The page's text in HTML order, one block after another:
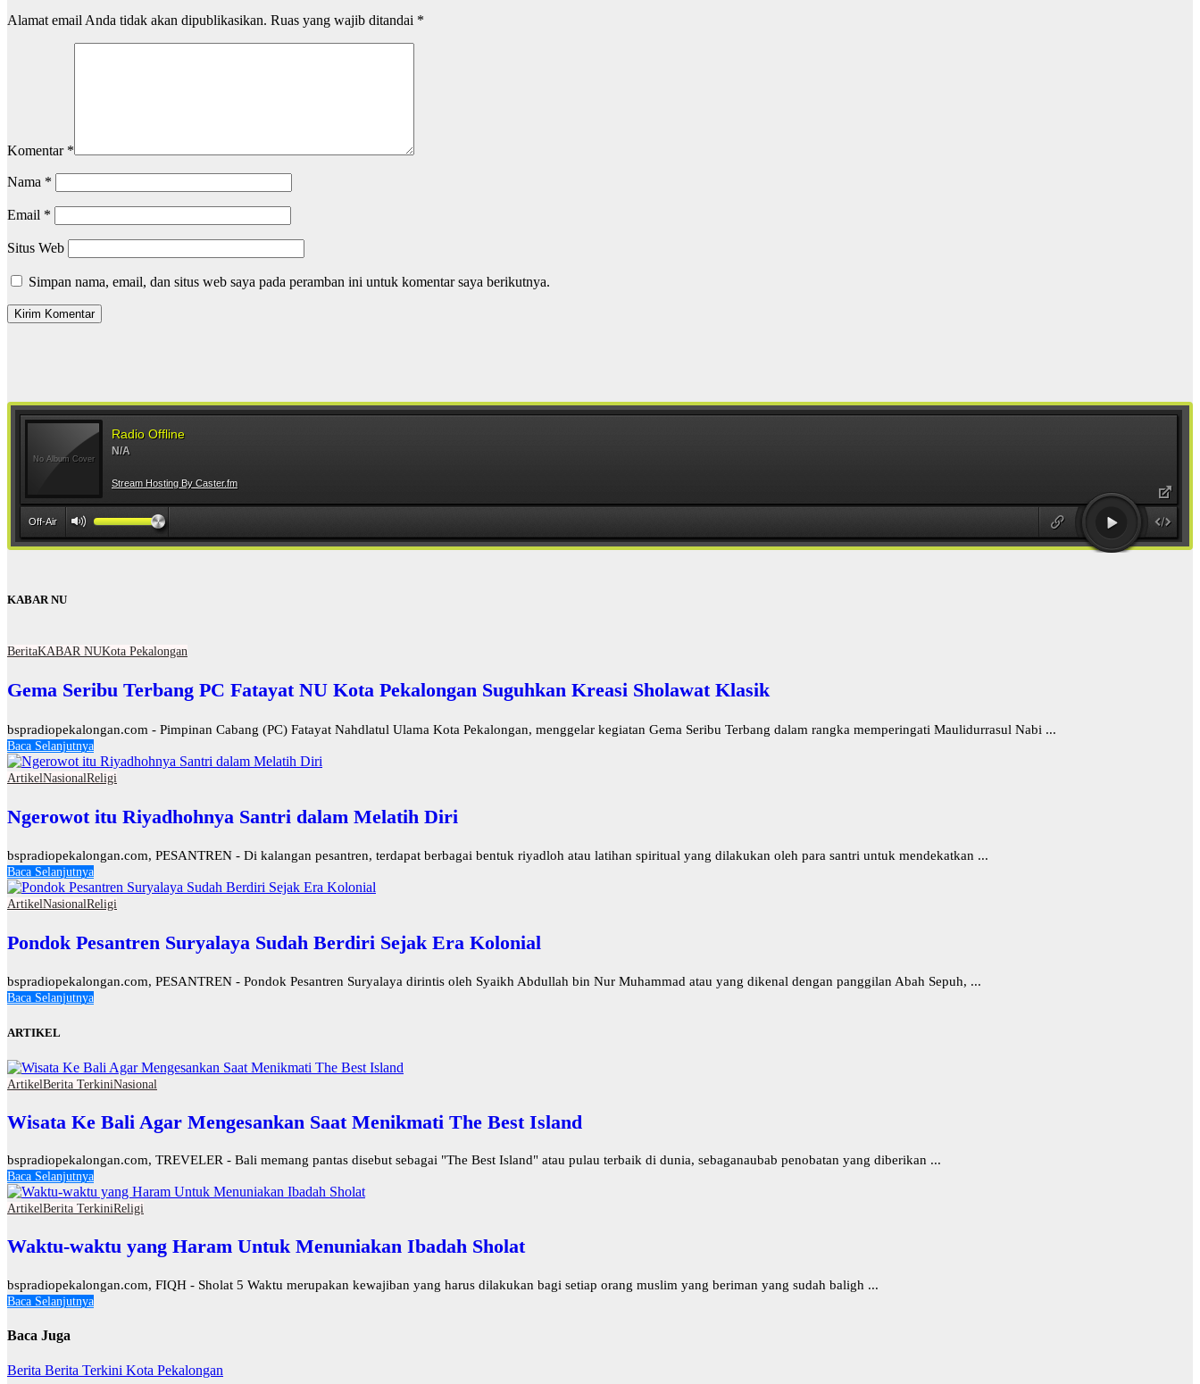
Alamat email Anda tidak akan dipublikasikan. Ruas yang wajib ditandai *
Komentar *
Nama *
Email *
Situs Web
Simpan nama, email, dan situs web saya pada peramban ini untuk komentar saya berikutnya.
KABAR NU
BeritaKABAR NUKota Pekalongan
Gema Seribu Terbang PC Fatayat NU Kota Pekalongan Suguhkan Kreasi Sholawat Klasik
bspradiopekalongan.com - Pimpinan Cabang (PC) Fatayat Nahdlatul Ulama Kota Pekalongan, menggelar kegiatan Gema Seribu Terbang dalam rangka memperingati Maulidurrasul Nabi ...
Baca Selanjutnya
ArtikelNasionalReligi
Ngerowot itu Riyadhohnya Santri dalam Melatih Diri
bspradiopekalongan.com, PESANTREN - Di kalangan pesantren, terdapat berbagai bentuk riyadloh atau latihan spiritual yang dilakukan oleh para santri untuk mendekatkan ...
Baca Selanjutnya
ArtikelNasionalReligi
Pondok Pesantren Suryalaya Sudah Berdiri Sejak Era Kolonial
bspradiopekalongan.com, PESANTREN - Pondok Pesantren Suryalaya dirintis oleh Syaikh Abdullah bin Nur Muhammad atau yang dikenal dengan panggilan Abah Sepuh, ...
Baca Selanjutnya
ARTIKEL
ArtikelBerita TerkiniNasional
Wisata Ke Bali Agar Mengesankan Saat Menikmati The Best Island
bspradiopekalongan.com, TREVELER - Bali memang pantas disebut sebagai "The Best Island" atau pulau terbaik di dunia, sebaganaubab penobatan yang diberikan ...
Baca Selanjutnya
ArtikelBerita TerkiniReligi
Waktu-waktu yang Haram Untuk Menuniakan Ibadah Sholat
bspradiopekalongan.com, FIQH - Sholat 5 Waktu merupakan kewajiban yang harus dilakukan bagi setiap orang muslim yang beriman yang sudah baligh ...
Baca Selanjutnya
Baca Juga
Berita Berita Terkini Kota Pekalongan